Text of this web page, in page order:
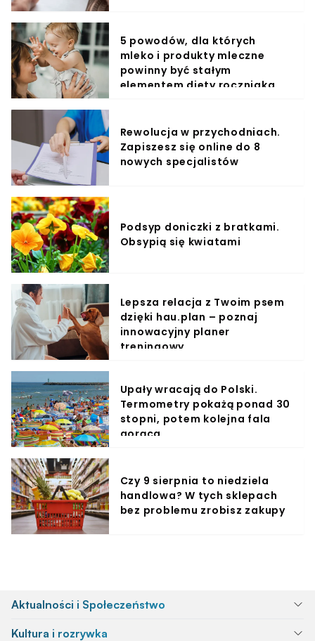
5 powodów, dla których
mleko i produkty mleczne
powinny być stałym
elementem diety roczniaka
Rewolucja w przychodniach.
Zapiszesz się online do 8
nowych specjalistów
Podsyp doniczki z bratkami.
Obsypią się kwiatami
Lepsza relacja z Twoim psem
dzięki hau.plan – poznaj
innowacyjny planer
treningowy
Upały wracają do Polski.
Termometry pokażą ponad 30
stopni, potem kolejna fala
gorąca
Czy 9 sierpnia to niedziela
handlowa? W tych sklepach
bez problemu zrobisz zakupy
Aktualności i Społeczeństwo
Kultura i rozrywka